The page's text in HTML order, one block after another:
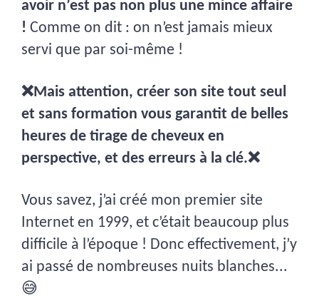
avoir n’est pas non plus une mince affaire
! Comme on dit : on n’est jamais mieux
servi que par soi-même !
❌Mais attention, créer son site tout seul
et sans formation vous garantit de belles
heures de tirage de cheveux en
perspective, et des erreurs à la clé.❌
Vous savez, j’ai créé mon premier site
Internet en 1999, et c’était beaucoup plus
difficile à l’époque ! Donc effectivement, j’y
ai passé de nombreuses nuits blanches...
😅